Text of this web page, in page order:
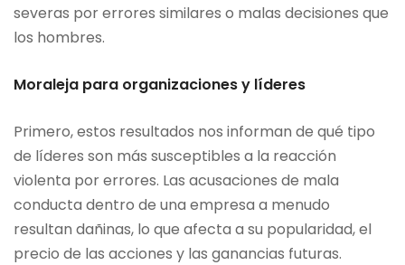
severas por errores similares o malas decisiones que
los hombres.
Moraleja para organizaciones y líderes
Primero, estos resultados nos informan de qué tipo
de líderes son más susceptibles a la reacción
violenta por errores. Las acusaciones de mala
conducta dentro de una empresa a menudo
resultan dañinas, lo que afecta a su popularidad, el
precio de las acciones y las ganancias futuras.